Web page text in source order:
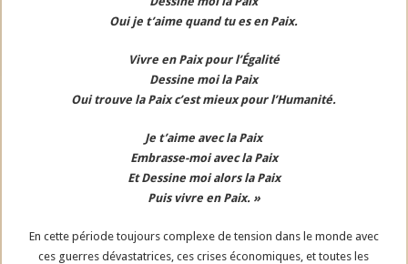
Oui je t’aime quand tu es en Paix.
Vivre en Paix pour l’Égalité
Dessine moi la Paix
Oui trouve la Paix c’est mieux pour l’Humanité.
Je t’aime avec la Paix
Embrasse-moi avec la Paix
Et Dessine moi alors la Paix
Puis vivre en Paix. »
En cette période toujours complexe de tension dans le monde avec
ces guerres dévastatrices, ces crises économiques, et toutes les